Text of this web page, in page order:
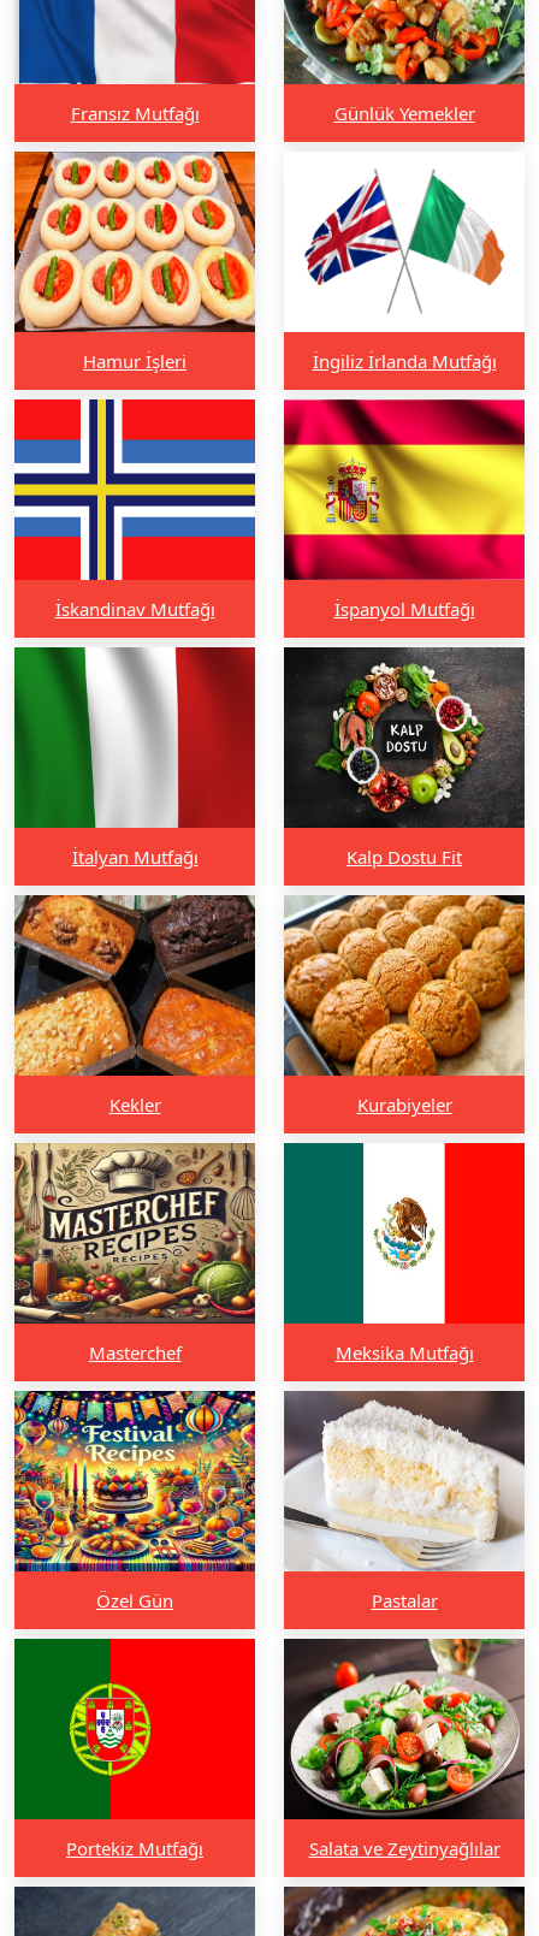
Fransız Mutfağı Günlük Yemekler
Hamur İşleri İngiliz İrlanda Mutfağı
İskandinav Mutfağı İspanyol Mutfağı
İtalyan Mutfağı Kalp Dostu Fit
Kekler Kurabiyeler
Masterchef Meksika Mutfağı
Özel Gün Pastalar
Portekiz Mutfağı Salata ve Zeytinyağlılar